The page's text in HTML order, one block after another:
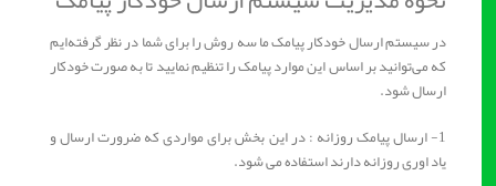
در سیستم ارسال خودکار پیامک ما سه روش را برای شما در نظر گرفته‌ایم
که می‌توانید بر اساس این موارد پیامک را تنظیم نمایید تا به ‌صورت خودکار
ارسال شود.
1- ارسال پیامک روزانه : در این بخش برای مواردی که ضرورت ارسال و
یاد اوری روزانه دارند استفاده می شود.